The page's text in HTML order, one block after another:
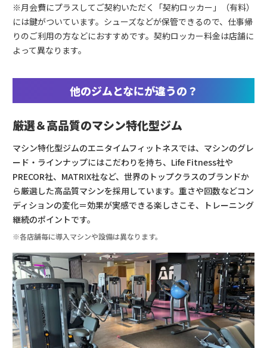
※月会費にプラスしてご契約いただく「契約ロッカー」（有料）
には鍵がついています。シューズなどが保管できるので、仕事帰
りのご利用の方などにおすすめです。契約ロッカー料金は店舗に
よって異なります。
他のジムとなにが違うの？
厳選＆高品質のマシン特化型ジム
マシン特化型ジムのエニタイムフィットネスでは、マシンのグレ
ード・ラインナップにはこだわりを持ち、Life Fitness社や
PRECOR社、MATRIX社など、世界のトップクラスのブランドか
ら厳選した高品質マシンを採用しています。重さや回数などコン
ディションの変化＝効果が実感できる楽しさこそ、トレーニング
継続のポイントです。
※各店舗毎に導入マシンや設備は異なります。